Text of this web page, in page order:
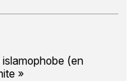
(en
»